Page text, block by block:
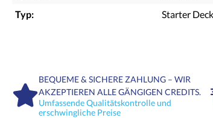
Typ:
Starter Deck
BEQUEME & SICHERE ZAHLUNG – WIR
AKZEPTIEREN ALLE GÄNGIGEN CREDITS.
Umfassende Qualitätskontrolle und
erschwingliche Preise